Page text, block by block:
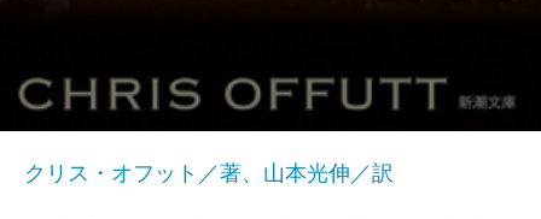
クリス・オフット／著、山本光伸／訳